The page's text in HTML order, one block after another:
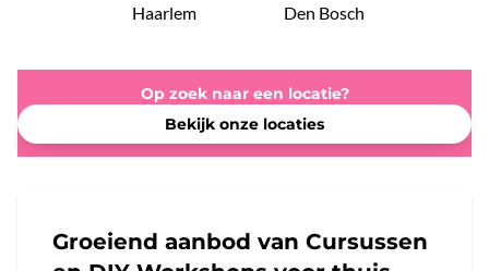
Haarlem
Den Bosch
Op zoek naar een locatie?
Bekijk onze locaties
Groeiend aanbod van Cursussen